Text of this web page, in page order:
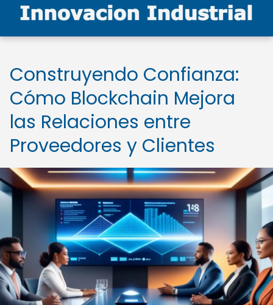
Construyendo Confianza:
Cómo Blockchain Mejora
las Relaciones entre
Proveedores y Clientes